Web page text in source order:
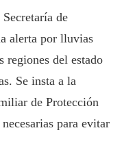
de
alerta por lluvias
regiones del estado
Se insta a la
de Protección
para evitar